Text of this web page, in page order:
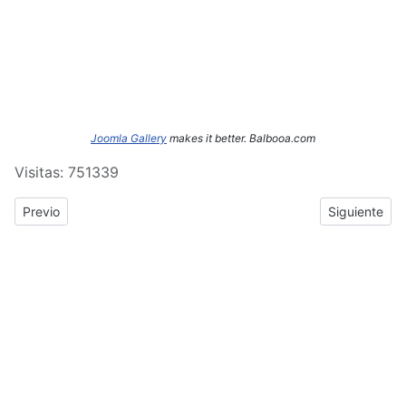
Joomla Gallery makes it better. Balbooa.com
Visitas: 751339
Previous article: ERASMUS+: Crónica del tercer y cuarto día de
Previo Next article:
Siguiente